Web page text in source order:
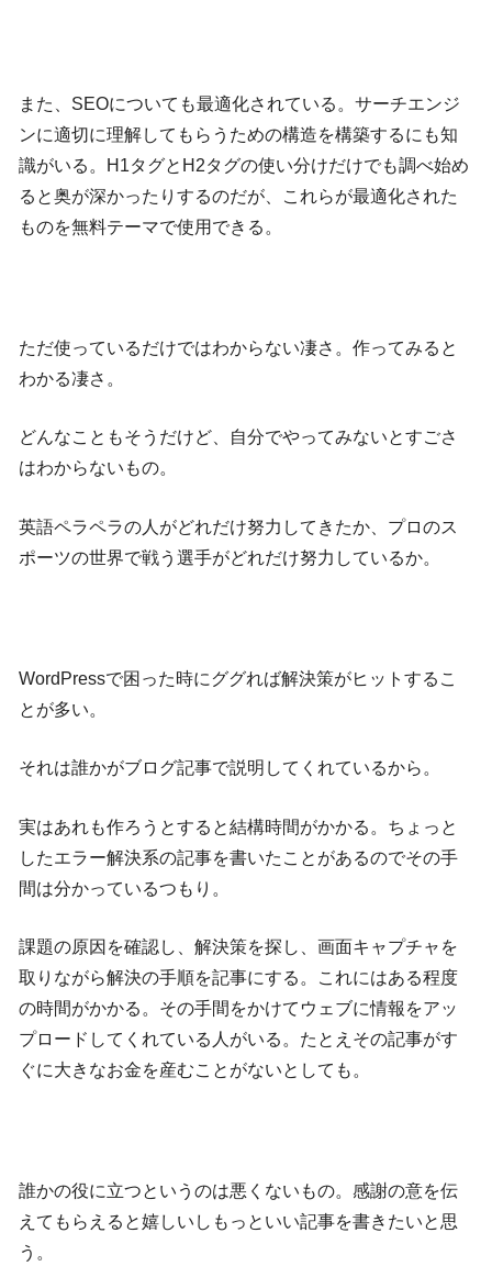
また、SEOについても最適化されている。サーチエンジ
ンに適切に理解してもらうための構造を構築するにも知
識がいる。H1タグとH2タグの使い分けだけでも調べ始め
ると奥が深かったりするのだが、これらが最適化された
ものを無料テーマで使用できる。
ただ使っているだけではわからない凄さ。作ってみると
わかる凄さ。
どんなこともそうだけど、自分でやってみないとすごさ
はわからないもの。
英語ペラペラの人がどれだけ努力してきたか、プロのス
ポーツの世界で戦う選手がどれだけ努力しているか。
WordPressで困った時にググれば解決策がヒットするこ
とが多い。
それは誰かがブログ記事で説明してくれているから。
実はあれも作ろうとすると結構時間がかかる。ちょっと
したエラー解決系の記事を書いたことがあるのでその手
間は分かっているつもり。
課題の原因を確認し、解決策を探し、画面キャプチャを
取りながら解決の手順を記事にする。これにはある程度
の時間がかかる。その手間をかけてウェブに情報をアッ
プロードしてくれている人がいる。たとえその記事がす
ぐに大きなお金を産むことがないとしても。
誰かの役に立つというのは悪くないもの。感謝の意を伝
えてもらえると嬉しいしもっといい記事を書きたいと思
う。